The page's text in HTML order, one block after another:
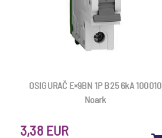
OSIGURAČ E×9BN 1P B25 6kA 100010
Noark
3,38 EUR